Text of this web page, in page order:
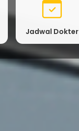
Jadwal Dokter